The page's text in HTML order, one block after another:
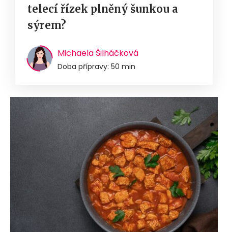
telecí řízek plněný šunkou a
sýrem?
Michaela Šilháčková
Doba přípravy: 50 min